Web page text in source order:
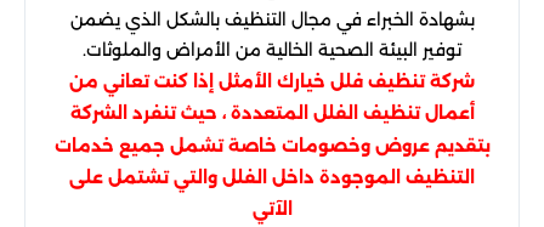
بشهادة الخبراء في مجال التنظيف بالشكل الذي يضمن
توفير البيئة الصحية الخالية من الأمراض والملوثات.
شركة تنظيف فلل خيارك الأمثل إذا كنت تعاني من
أعمال تنظيف الفلل المتعددة ، حيث تنفرد الشركة
بتقديم عروض وخصومات خاصة تشمل جميع خدمات
التنظيف الموجودة داخل الفلل والتي تشتمل على
الآتي